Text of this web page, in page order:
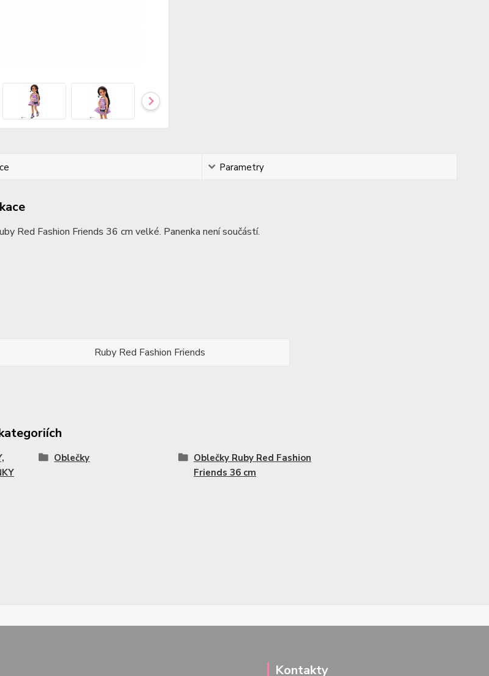
Parametry
Red Fashion Friends 36 cm velké. Panenka není součástí.
Ruby Red Fashion Friends
Oblečky
Oblečky Ruby Red Fashion
Friends 36 cm
Kontakty